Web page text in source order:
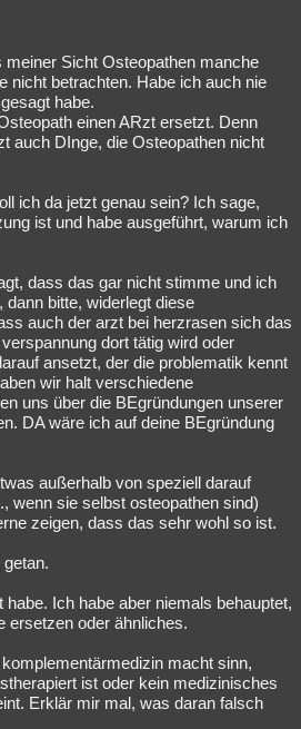
Sicht Osteopathen manche
nicht betrachten. Habe ich auch nie
habe.
einen ARzt ersetzt. Denn
auch DInge, die Osteopathen nicht
ich da jetzt genau sein? Ich sage,
ist und habe ausgeführt, warum ich
dass das gar nicht stimme und ich
bitte, widerlegt diese
auch der arzt bei herzrasen sich das
dort tätig wird oder
ansetzt, der die problematik kennt
wir halt verschiedene
uns über die BEgründungen unserer
DA wäre ich auf deine BEgründung
außerhalb von speziell darauf
wenn sie selbst osteopathen sind)
zeigen, dass das sehr wohl so ist.
Ich habe aber niemals behauptet,
ersetzen oder ähnliches.
macht sinn,
ist oder kein medizinisches
Erklär mir mal, was daran falsch